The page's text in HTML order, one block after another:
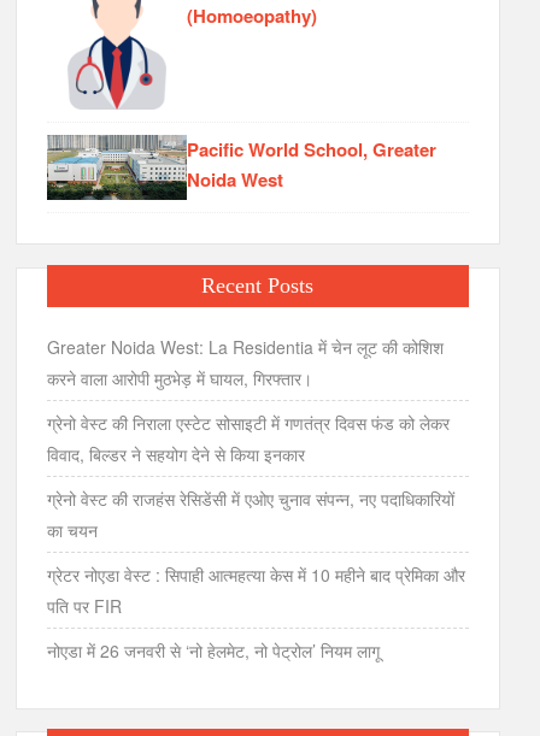
(Homoeopathy)
Pacific World School, Greater
Noida West
Recent Posts
Greater Noida West: La Residentia में चेन लूट की कोशिश
करने वाला आरोपी मुठभेड़ में घायल, गिरफ्तार।
ग्रेनो वेस्ट की निराला एस्टेट सोसाइटी में गणतंत्र दिवस फंड को लेकर
विवाद, बिल्डर ने सहयोग देने से किया इनकार
ग्रेनो वेस्ट की राजहंस रेसिडेंसी में एओए चुनाव संपन्न, नए पदाधिकारियों
का चयन
ग्रेटर नोएडा वेस्ट : सिपाही आत्महत्या केस में 10 महीने बाद प्रेमिका और
पति पर FIR
नोएडा में 26 जनवरी से ‘नो हेलमेट, नो पेट्रोल’ नियम लागू